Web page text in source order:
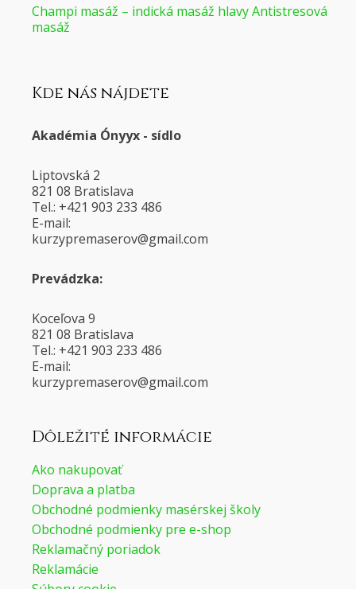
Champi masáž – indická masáž hlavy Antistresová
masáž
Kde nás nájdete
Akadémia Ónyyx - sídlo
Liptovská 2
821 08 Bratislava
Tel.: +421 903 233 486
E-mail:
moc.liamg
@voresamerpyzruk
Prevádzka:
Koceľova 9
821 08 Bratislava
Tel.: +421 903 233 486
E-mail:
moc.liamg
@voresamerpyzruk
Dôležité informácie
Ako nakupovať
Doprava a platba
Obchodné podmienky masérskej školy
Obchodné podmienky pre e-shop
Reklamačný poriadok
Reklamácie